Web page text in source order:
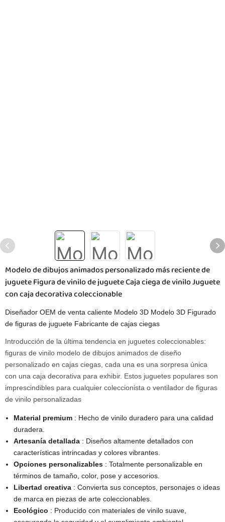
Modelo de dibujos animados personalizado más reciente de
juguete Figura de vinilo de juguete Caja ciega de vinilo Juguete
con caja decorativa coleccionable
Diseñador OEM de venta caliente Modelo 3D Modelo 3D Figurado
de figuras de juguete Fabricante de cajas ciegas
Introducción de la última tendencia en juguetes coleccionables:
figuras de vinilo modelo de dibujos animados de diseño
personalizado en cajas ciegas, cada una es una sorpresa única
con una caja decorativa para exhibir. Estos juguetes populares son
imprescindibles para cualquier coleccionista o ventilador de figuras
de vinilo personalizadas
Material premium : Hecho de vinilo duradero para una calidad
duradera.
Artesanía detallada : Diseños altamente detallados con
características intrincadas y colores vibrantes.
Opciones personalizables : Totalmente personalizable en
términos de tamaño, color, pose y accesorios.
Libertad creativa : Convierta sus conceptos, personajes o ideas
de marca en piezas de arte coleccionables.
Ecológico : Producido con materiales de vinilo suave,